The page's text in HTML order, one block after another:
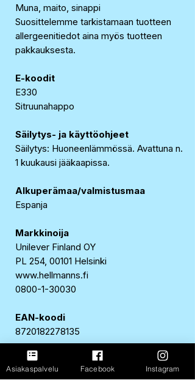
Muna, maito, sinappi
Suosittelemme tarkistamaan tuotteen
allergeenitiedot aina myös tuotteen
pakkauksesta.
E-koodit
E330
Sitruunahappo
Säilytys- ja käyttöohjeet
Säilytys: Huoneenlämmössä. Avattuna n.
1 kuukausi jääkaapissa.
Alkuperämaa/valmistusmaa
Espanja
Markkinoija
Unilever Finland OY
PL 254, 00101 Helsinki
www.hellmanns.fi
0800-1-30030
EAN-koodi
8720182278135
Ravintosisältö 100 g:sta
Energia
1180 kJ / 279 kcal
Asiakaspalvelu Facebook Instagram